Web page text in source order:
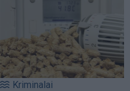
Kriminalai